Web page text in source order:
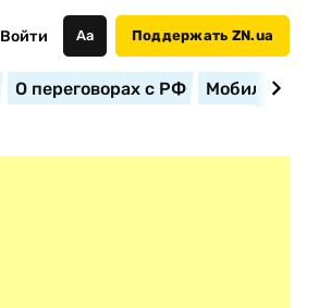
Войти Аа Поддержать ZN.ua
О переговорах с РФ